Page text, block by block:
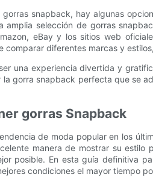
snapback, hay algunas
amplia selección de gorras
eBay y los sitios web
diferentes marcas y
una experiencia divertida y
gorra snapback perfecta que se
gorras Snapback
de moda popular en los
manera de mostrar su
posible. En esta guía definitiva
condiciones el mayor tiempo